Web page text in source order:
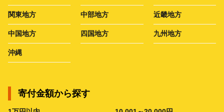
関東地方 中部地方 近畿地方
中国地方 四国地方 九州地方
沖縄
寄付金額から探す